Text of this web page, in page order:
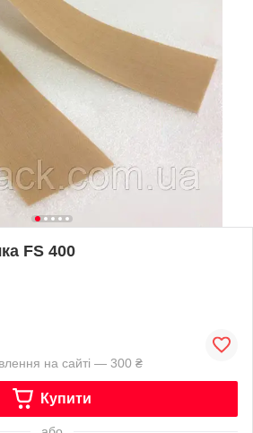
FS 400
на сайті — 300 ₴
Купити